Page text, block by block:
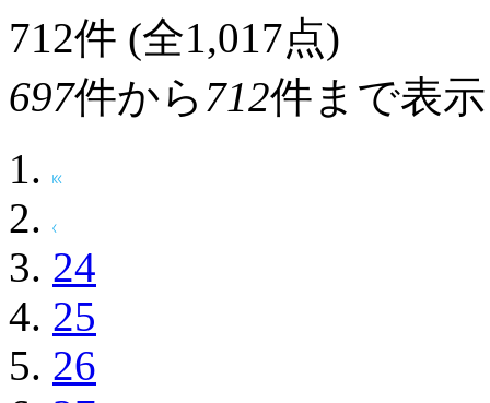
712件 (全1,017点)
697件から 712件まで表示
24
25
26